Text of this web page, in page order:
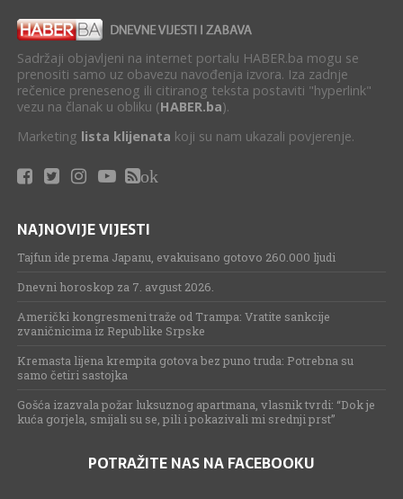
Sadržaji objavljeni na internet portalu HABER.ba mogu se
prenositi samo uz obavezu navođenja izvora. Iza zadnje
rečenice prenesenog ili citiranog teksta postaviti "hyperlink"
vezu na članak u obliku (HABER.ba).
Marketing lista klijenata koji su nam ukazali povjerenje.
ok
NAJNOVIJE VIJESTI
Tajfun ide prema Japanu, evakuisano gotovo 260.000 ljudi
Dnevni horoskop za 7. avgust 2026.
Američki kongresmeni traže od Trampa: Vratite sankcije
zvaničnicima iz Republike Srpske
Kremasta lijena krempita gotova bez puno truda: Potrebna su
samo četiri sastojka
Gošća izazvala požar luksuznog apartmana, vlasnik tvrdi: “Dok je
kuća gorjela, smijali su se, pili i pokazivali mi srednji prst”
POTRAŽITE NAS NA FACEBOOKU